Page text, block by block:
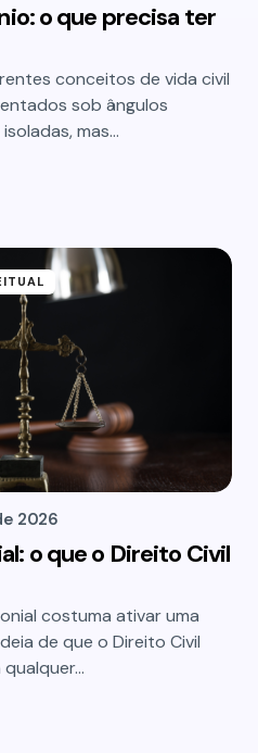
o que precisa ter
conceitos de vida civil
sob ângulos
mas…
2026
o que o Direito Civil
costuma ativar uma
de que o Direito Civil